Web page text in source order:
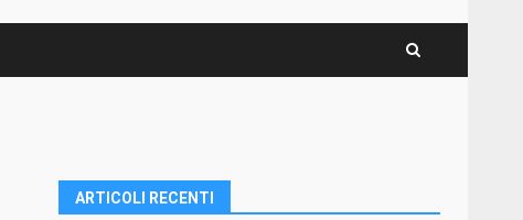
ARTICOLI RECENTI